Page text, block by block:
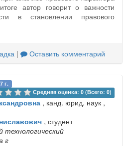
автор говорит о важности
в становлении правового
| Оставить комментарий
г.
Средняя оценка: 0 (Всего: 0)
, канд. юрид. наук ,
, студент
г